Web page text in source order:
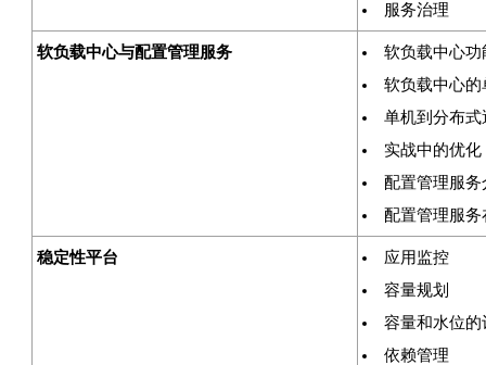
服务治理
软负载中心与配置管理服务
软负载中心功
软负载中心的
单机到分布
实战中的优化
配置管理服务
配置管理服
稳定性平台
应用监控
容量规划
容量和水位的
依赖管理